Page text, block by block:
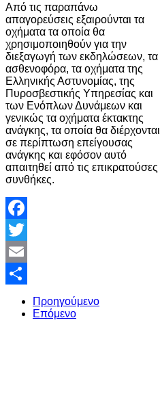
Από τις παραπάνω
απαγορεύσεις εξαιρούνται τα
οχήματα τα οποία θα
χρησιμοποιηθούν για την
διεξαγωγή των εκδηλώσεων, τα
ασθενοφόρα, τα οχήματα της
Ελληνικής Αστυνομίας, της
Πυροσβεστικής Υπηρεσίας και
των Ενόπλων Δυνάμεων και
γενικώς τα οχήματα έκτακτης
ανάγκης, τα οποία θα διέρχονται
σε περίπτωση επείγουσας
ανάγκης και εφόσον αυτό
απαιτηθεί από τις επικρατούσες
συνθήκες.
Facebook
Twitter
Email
Share
Προηγούμενο
Επόμενο